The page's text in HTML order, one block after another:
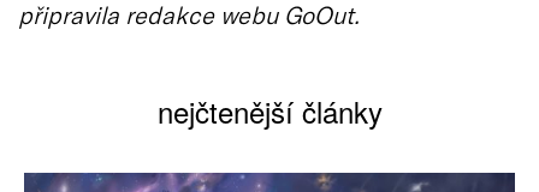
připravila redakce webu GoOut.
nejčtenější články